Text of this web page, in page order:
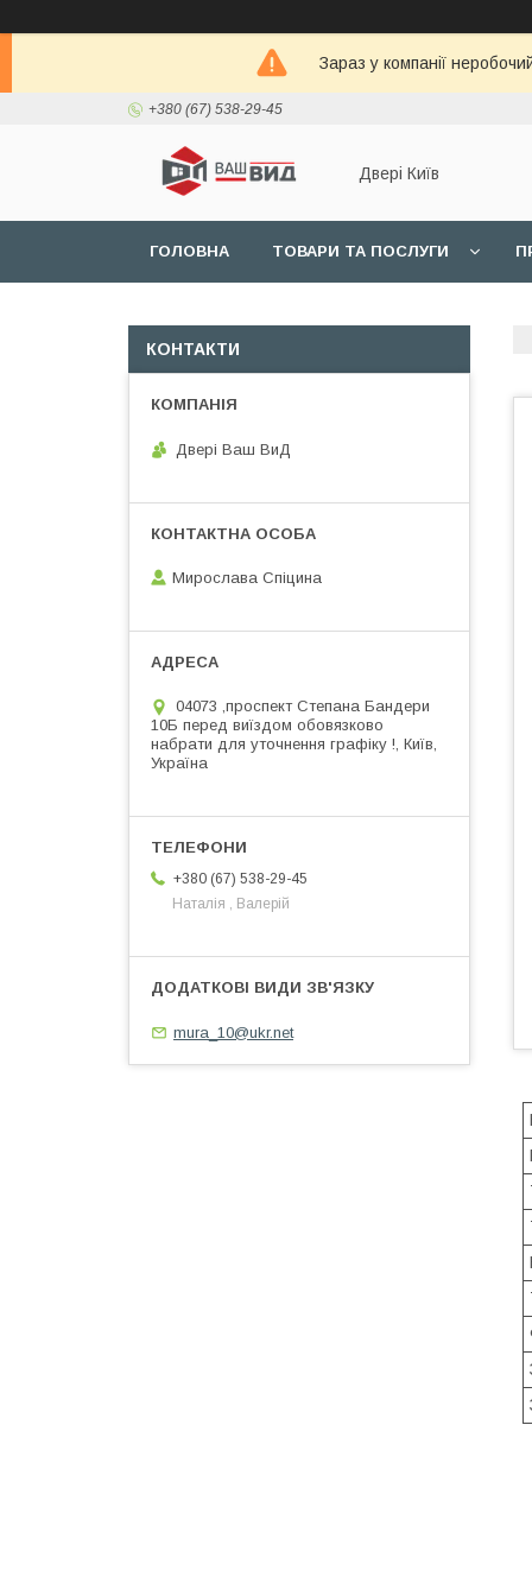
Зараз у компанії
+380 (67) 538-29-45
Двері Київ
ГОЛОВНА ТОВАРИ ТА ПОСЛУГИ
КОНТАКТИ
Двері Ваш ВиД
Мирослава Спіцина
04073 ,проспект Степана Бандери
10Б перед виїздом обовязково
набрати для уточнення графіку !, Київ,
Україна
+380 (67) 538-29-45
Наталія , Валерій
mura_10@ukr.net